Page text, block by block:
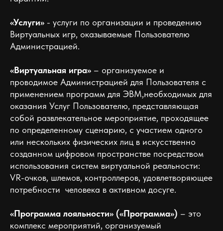
«Услуги» - услуги по организации и проведению
Виртуальных игр, оказываемые Пользователю
Администрацией.
«Виртуальная игра» – организуемое и
проводимое Администрацией для Пользователя с
применением программ для ЭВМ,необходимых для
оказания Услуг Пользователю, представляющая
собой развлекательное мероприятие, проходящее
по определенному сценарию, с участием одного
или нескольких физических лиц в искусственно
созданном цифровом пространстве посредством
использования систем виртуальной реальности:
VR-очков, шлемов, контроллеров, удовлетворяющее
потребности человека в активном досуге.
«Программа лояльности» («Программа») – это
комплекс мероприятий, организуемый